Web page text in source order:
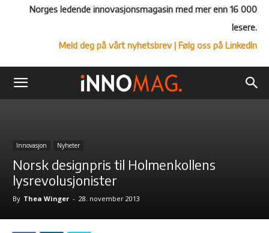
Norges ledende innovasjonsmagasin med mer enn 16 000
lesere.
Meld deg på vårt nyhetsbrev| Følg oss på LinkedIn
Innovasjon Nyheter
Norsk designpris til Holmenkollens
lysrevolusjonister
By Thea Winger - 28. november 2013